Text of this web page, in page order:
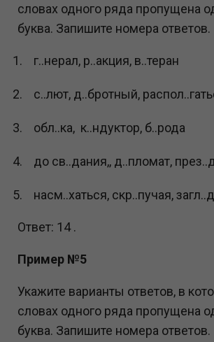
словах одного ряда пропущена
буква. Запишите номера ответов.
г..нерал, р..акция, в..теран
с..лют, д..бротный,
обл..ка, к..ндуктор, б..рода
до св..дания,, д..пломат,
насм..хаться, скр..пучая,
Ответ: 14 .
Пример №5
Укажите варианты ответов, в
словах одного ряда пропущена
буква. Запишите номера ответов.